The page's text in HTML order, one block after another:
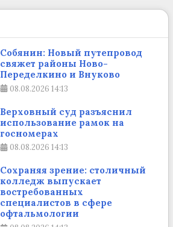
Собянин: Новый путепровод
свяжет районы Ново-
Переделкино и Внуково
08.08.2026 14:13
Верховный суд разъяснил
использование рамок на
госномерах
08.08.2026 14:13
Сохраняя зрение: столичный
колледж выпускает
востребованных
специалистов в сфере
офтальмологии